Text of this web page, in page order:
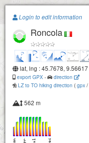
Paragliding.Earth
+
−
Login to edit information
Roncola
lat, lng : 45.7678, 9.56617
export GPX -
direction
LZ to TO hiking direction ( gpx /
562 m